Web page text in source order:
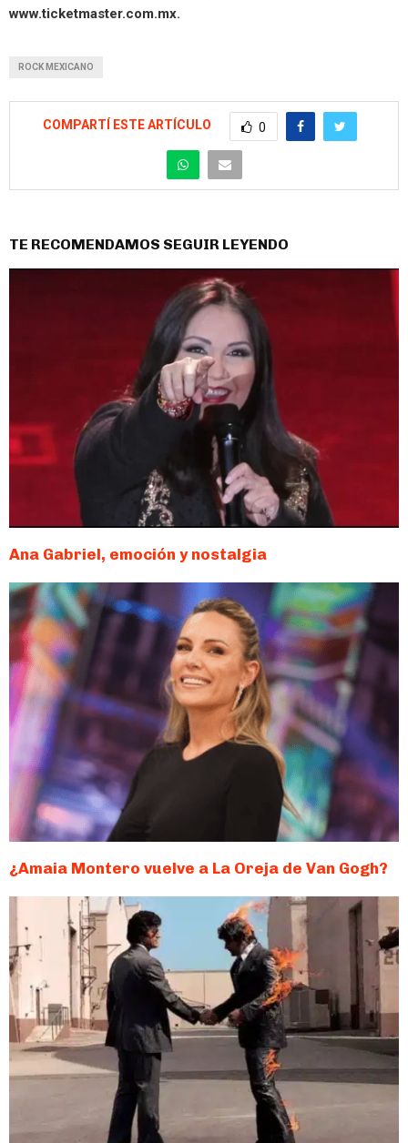
www.ticketmaster.com.mx.
ROCK MEXICANO
COMPARTÍ ESTE ARTÍCULO 0
TE RECOMENDAMOS SEGUIR LEYENDO
Ana Gabriel, emoción y nostalgia
¿Amaia Montero vuelve a La Oreja de Van Gogh?